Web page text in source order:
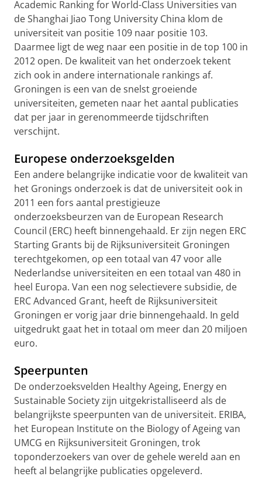
Academic Ranking for World-Class Universities van
de Shanghai Jiao Tong University China klom de
universiteit van positie 109 naar positie 103.
Daarmee ligt de weg naar een positie in de top 100 in
2012 open. De kwaliteit van het onderzoek tekent
zich ook in andere internationale rankings af.
Groningen is een van de snelst groeiende
universiteiten, gemeten naar het aantal publicaties
dat per jaar in gerenommeerde tijdschriften
verschijnt.
Europese onderzoeksgelden
Een andere belangrijke indicatie voor de kwaliteit van
het Gronings onderzoek is dat de universiteit ook in
2011 een fors aantal prestigieuze
onderzoeksbeurzen van de European Research
Council (ERC) heeft binnengehaald. Er zijn negen ERC
Starting Grants bij de Rijksuniversiteit Groningen
terechtgekomen, op een totaal van 47 voor alle
Nederlandse universiteiten en een totaal van 480 in
heel Europa. Van een nog selectievere subsidie, de
ERC Advanced Grant, heeft de Rijksuniversiteit
Groningen er vorig jaar drie binnengehaald. In geld
uitgedrukt gaat het in totaal om meer dan 20 miljoen
euro.
Speerpunten
De onderzoeksvelden Healthy Ageing, Energy en
Sustainable Society zijn uitgekristalliseerd als de
belangrijkste speerpunten van de universiteit. ERIBA,
het European Institute on the Biology of Ageing van
UMCG en Rijksuniversiteit Groningen, trok
toponderzoekers van over de gehele wereld aan en
heeft al belangrijke publicaties opgeleverd.